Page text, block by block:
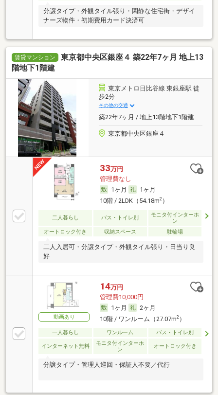
分譲タイプ・外観タイル張り・閑静な住宅街・デザイ
ナーズ物件・初期費用カード決済可
賃貸マンション
東京都中央区銀座４ 築22年7ヶ月 地上13
階地下1階建
東京メトロ日比谷線 東銀座駅 徒
歩2分
その他の交通
築22年7ヶ月 / 地上13階地下1階建
東京都中央区銀座４
33万円
管理費なし
1ヶ月
1ヶ月
10階 / 2LDK（54.18m2）
二人暮らし バス・トイレ別
モニタ付インターホ
ン
オートロック付き
収納スペース 駐輪場
二人入居可・分譲タイプ・外観タイル張り・日当り良
好
動画あり
14万円
管理費10,000円
1ヶ月
2ヶ月
10階 / ワンルーム（27.07m2）
一人暮らし ワンルーム バス・トイレ別
インターネット無料
モニタ付インターホ
ン
オートロック付き
分譲タイプ・管理人巡回・保証人不要／代行